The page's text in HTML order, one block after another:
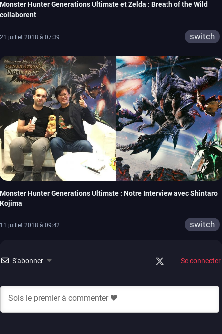
Monster Hunter Generations Ultimate et Zelda : Breath of the Wild
collaborent
21 juillet 2018 à 07:39 switch
Monster Hunter Generations Ultimate : Notre Interview avec Shintaro
Kojima
11 juillet 2018 à 09:42 switch
S'abonner Se connecter